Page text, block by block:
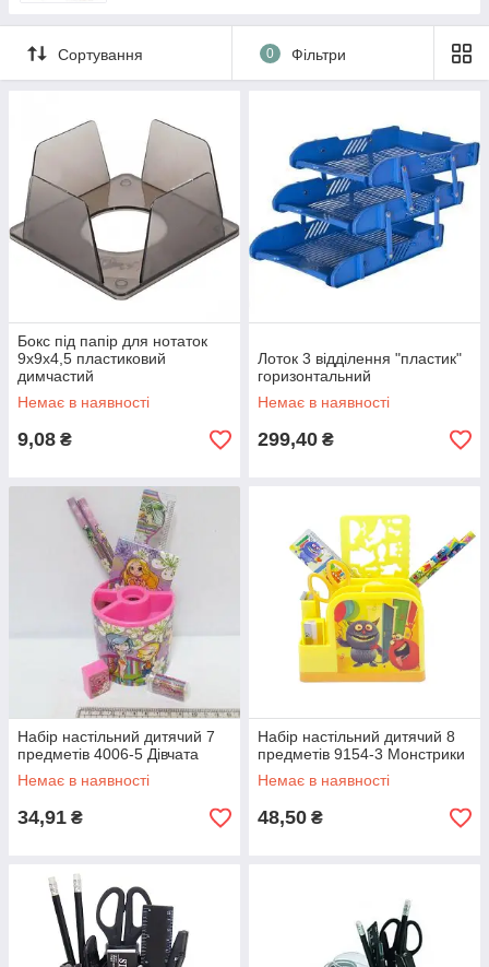
Сортування 0 Фільтри
Бокс під папір для нотаток
9х9х4,5 пластиковий
димчастий
Немає в наявності
9,08 ₴
Лоток 3 відділення "пластик"
горизонтальний
Немає в наявності
299,40 ₴
Набір настільний дитячий 7
предметів 4006-5 Дівчата
Немає в наявності
34,91 ₴
Набір настільний дитячий 8
предметів 9154-3 Монстрики
Немає в наявності
48,50 ₴